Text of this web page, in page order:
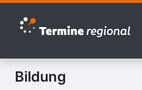
Zur Navigation springen
Zum Inhalt springen
Bildung